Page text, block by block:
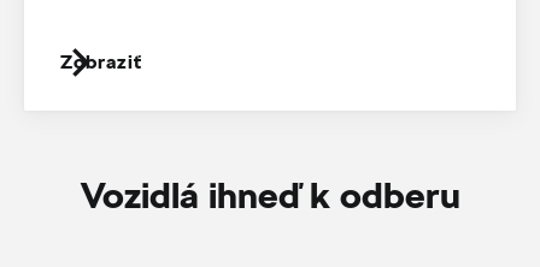
Zobraziť
Vozidlá ihneď k odberu